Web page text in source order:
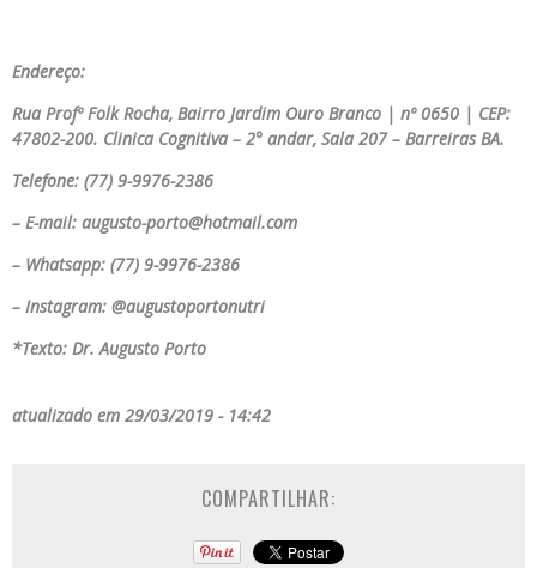
Endereço:
Rua Profº Folk Rocha, Bairro Jardim Ouro Branco | nº 0650 | CEP:
47802-200. Clinica Cognitiva – 2° andar, Sala 207 – Barreiras BA.
Telefone: (77) 9-9976-2386
– E-mail: augusto-porto@hotmail.com
– Whatsapp: (77) 9-9976-2386
– Instagram: @augustoportonutri
*Texto: Dr. Augusto Porto
atualizado em 29/03/2019 - 14:42
COMPARTILHAR: